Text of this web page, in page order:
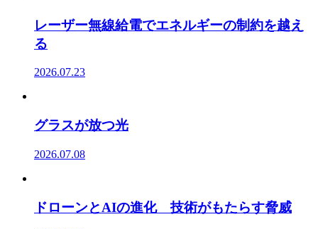
レーザー無線給電でエネルギーの制約を越え
る
2026.07.23
グラスが放つ光
2026.07.08
ドローンとAIの進化 技術がもたらす脅威